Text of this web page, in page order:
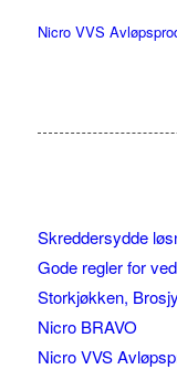
Nicro VVS
Skreddersydde
Gode regler for
Storkjøkken,
Nicro BRAVO
Nicro VVS